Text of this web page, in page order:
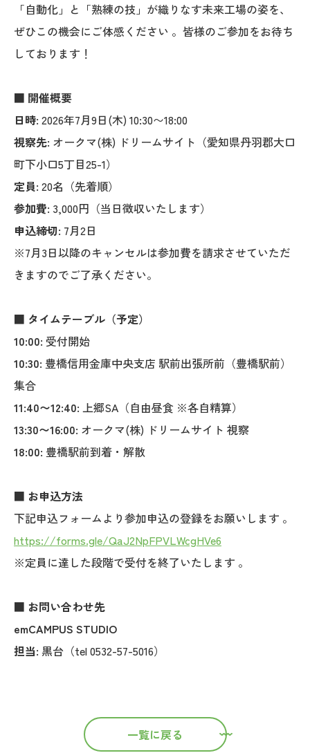
「自動化」と「熟練の技」が織りなす未来工場の姿を、
ぜひこの機会にご体感ください 。皆様のご参加をお待ち
しております！
■ 開催概要
日時: 2026年7月9日(木) 10:30〜18:00
視察先: オークマ(株) ドリームサイト（愛知県丹羽郡大口
町下小口5丁目25-1）
定員: 20名（先着順）
参加費: 3,000円（当日徴収いたします）
申込締切: 7月2日
※7月3日以降のキャンセルは参加費を請求させていただ
きますのでご了承ください。
■ タイムテーブル（予定）
10:00: 受付開始
10:30: 豊橋信用金庫中央支店 駅前出張所前（豊橋駅前）
集合
11:40〜12:40: 上郷SA（自由昼食 ※各自精算）
13:30〜16:00: オークマ(株) ドリームサイト 視察
18:00: 豊橋駅前到着・解散
■ お申込方法
下記申込フォームより参加申込の登録をお願いします 。
https://forms.gle/QaJ2NpFPVLWcgHVe6
※定員に達した段階で受付を終了いたします 。
■ お問い合わせ先
emCAMPUS STUDIO
担当: 黒台（tel 0532-57-5016）
一覧に戻る